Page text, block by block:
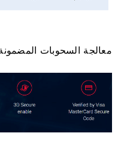
معالجة السحوبات